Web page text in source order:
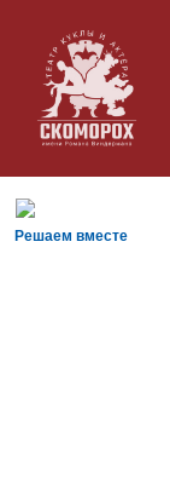
Решаем вместе